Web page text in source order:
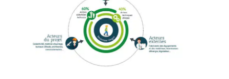
Projets
–